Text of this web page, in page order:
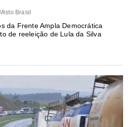
Misto Brasil
da Frente Ampla Democrática
de reeleição de Lula da Silva